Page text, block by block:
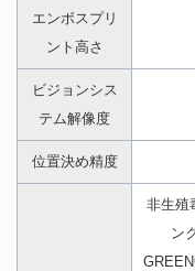
エンボスプリ
ント高さ
ビジョンシス
テム解像度
位置決め精度
非生殖
ン